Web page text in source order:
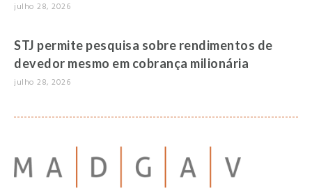
julho 28, 2026
STJ permite pesquisa sobre rendimentos de
devedor mesmo em cobrança milionária
julho 28, 2026